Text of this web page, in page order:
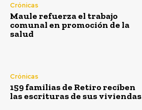
Crónicas
Maule refuerza el trabajo
comunal en promoción de la
salud
Crónicas
159 familias de Retiro reciben
las escrituras de sus viviendas